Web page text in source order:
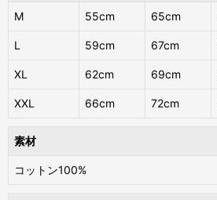
M 55cm 65cm
L 59cm 67cm
XL 62cm 69cm
XXL 66cm 72cm
素材
コットン100%